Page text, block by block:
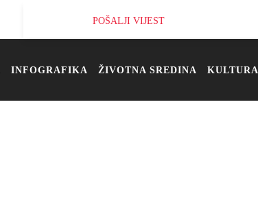
POŠALJI VIJEST
INFOGRAFIKA ŽIVOTNA SREDINA KULTURA